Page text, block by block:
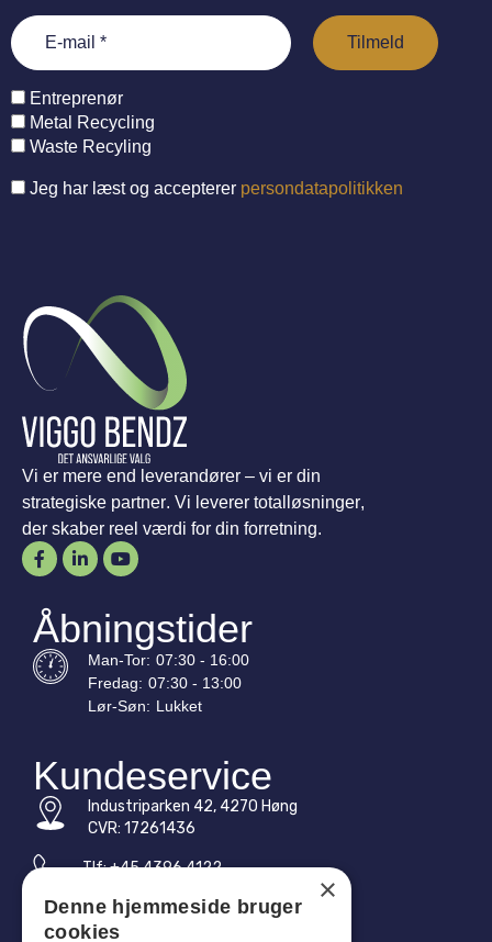
Entreprenør
Metal Recycling
Waste Recyling
Jeg har læst og accepterer persondatapolitikken
Vi er mere end leverandører – vi er din
strategiske partner. Vi leverer totalløsninger,
der skaber reel værdi for din forretning.
Åbningstider
Man-Tor: 07:30 - 16:00
Fredag: 07:30 - 13:00
Lør-Søn: Lukket
Kundeservice
Industriparken 42, 4270 Høng
CVR: 17261436
Tlf: +45 4396 4122
E-mail: vb@viggobendz.dk
×
Denne hjemmeside bruger
cookies